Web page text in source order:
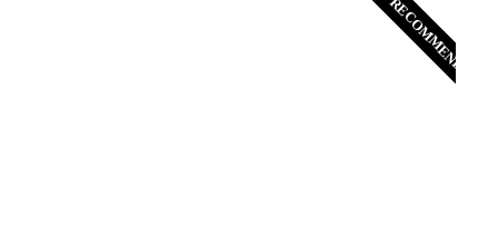
WE RECOMMEND